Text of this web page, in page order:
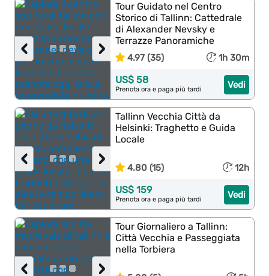
›
‹
Tour Guidato nel Centro
Storico di Tallinn: Cattedrale
di Alexander Nevsky e
Terrazze Panoramiche
4.97 (35) 1h 30m
Vedi
US$ 58
Prenota ora e paga più tardi
›
‹
Tallinn Vecchia Città da
Helsinki: Traghetto e Guida
Locale
4.80 (15) 12h
Vedi
US$ 159
Prenota ora e paga più tardi
›
‹
Tour Giornaliero a Tallinn:
Città Vecchia e Passeggiata
nella Torbiera